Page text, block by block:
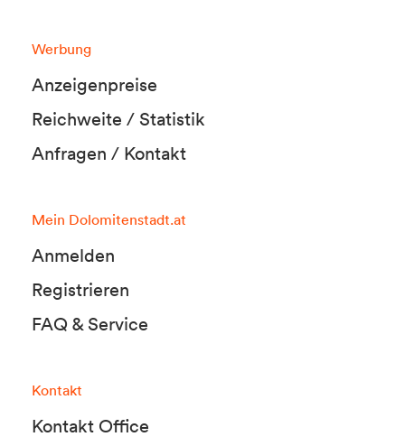
Werbung
Anzeigenpreise
Reichweite / Statistik
Anfragen / Kontakt
Mein Dolomitenstadt.at
Anmelden
Registrieren
FAQ & Service
Kontakt
Kontakt Office